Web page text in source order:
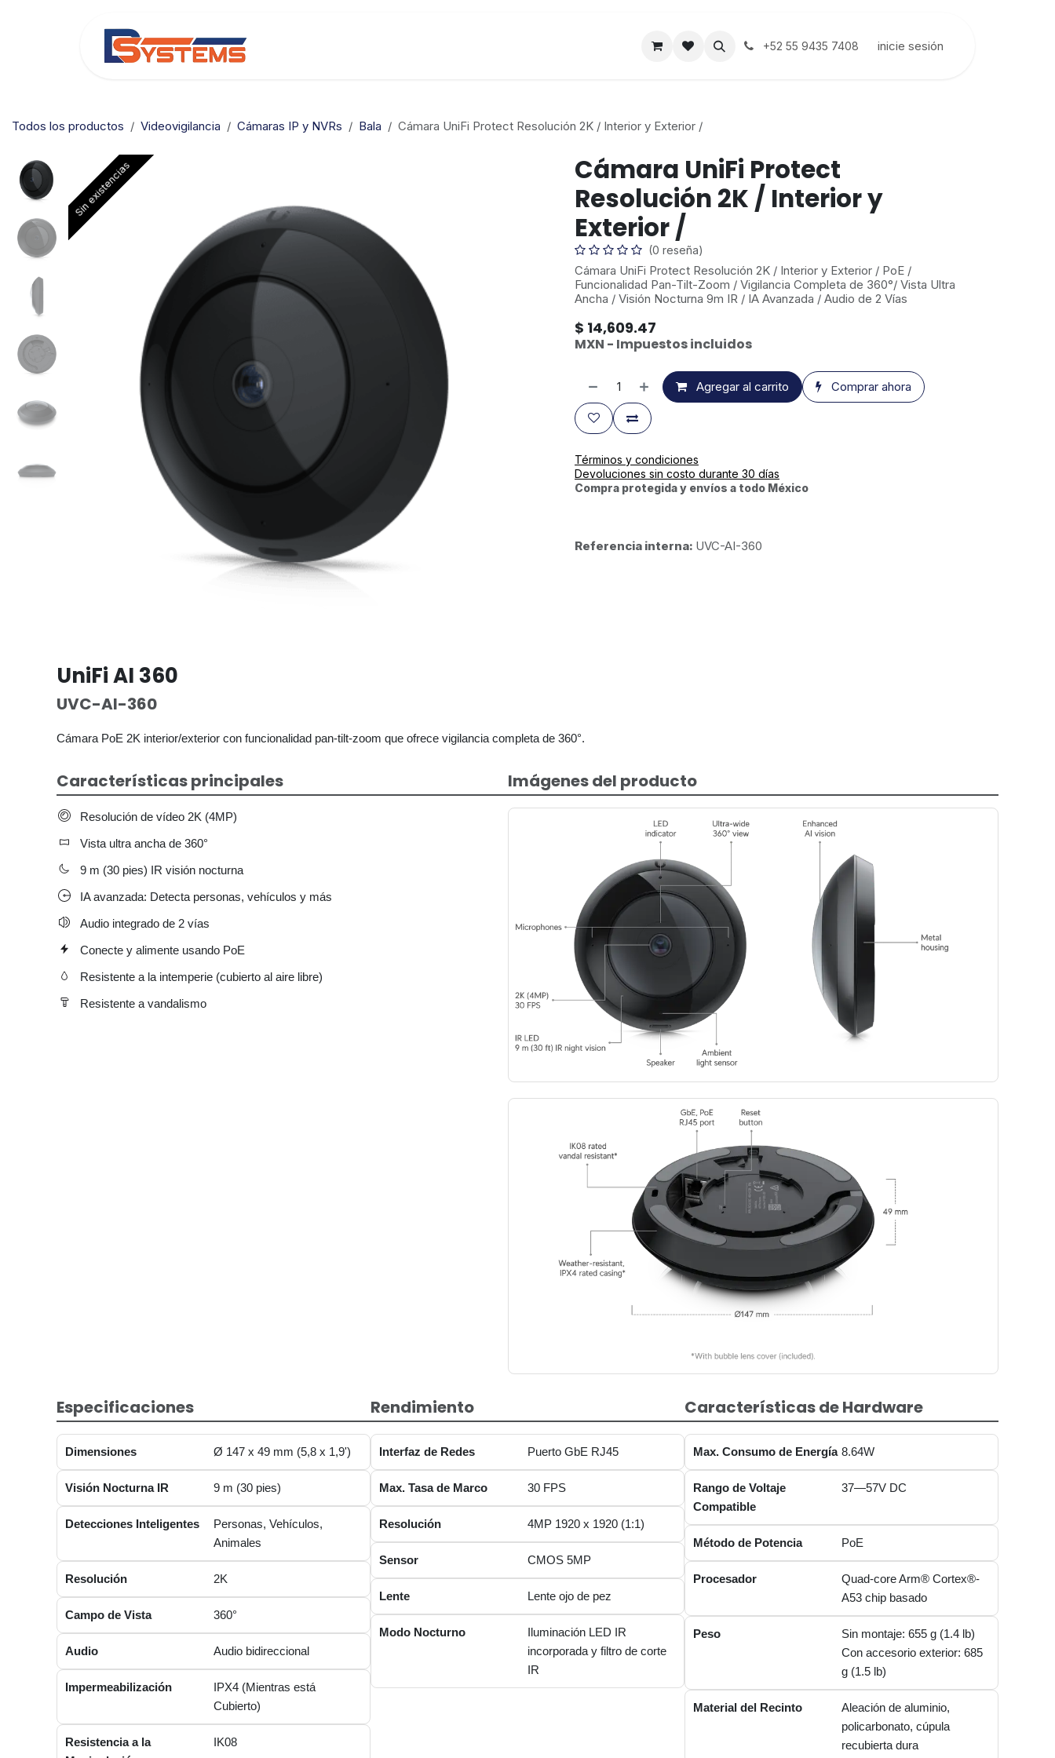
+52 55 9435 7408 inicie sesión
Todos los productos Videovigilancia Cámaras IP y NVRs Bala Cámara UniFi Protect Resolución 2K / Interior y Exterior /
Sin existencias
Sin existencias
Cámara UniFi Protect
Resolución 2K / Interior y
Exterior /
(0 reseña)
Cámara UniFi Protect Resolución 2K / Interior y Exterior / PoE /
Funcionalidad Pan-Tilt-Zoom / Vigilancia Completa de 360°/ Vista Ultra
Ancha / Visión Nocturna 9m IR / IA Avanzada / Audio de 2 Vías
$ 14,609.47
MXN - Impuestos incluidos
Agregar al carrito Comprar ahora
Términos y condiciones
Devoluciones sin costo durante 30 días
Compra protegida y envíos a todo México
Referencia interna: UVC-AI-360
UniFi AI 360
UVC-AI-360
Cámara PoE 2K interior/exterior con funcionalidad pan-tilt-zoom que ofrece vigilancia completa de 360°.
Características principales
Resolución de vídeo 2K (4MP)
Vista ultra ancha de 360°
9 m (30 pies) IR visión nocturna
IA avanzada: Detecta personas, vehículos y más
Audio integrado de 2 vías
Conecte y alimente usando PoE
Resistente a la intemperie (cubierto al aire libre)
Resistente a vandalismo
Imágenes del producto
Especificaciones
Dimensiones Ø 147 x 49 mm (5,8 x 1,9')
Visión Nocturna IR 9 m (30 pies)
Detecciones Inteligentes
Personas, Vehículos,
Animales
Resolución 2K
Campo de Vista 360°
Audio Audio bidireccional
Impermeabilización
IPX4 (Mientras está
Cubierto)
Resistencia a la
IK08
Rendimiento
Interfaz de Redes Puerto GbE RJ45
Max. Tasa de Marco 30 FPS
Resolución 4MP 1920 x 1920 (1:1)
Sensor CMOS 5MP
Lente Lente ojo de pez
Modo Nocturno
Iluminación LED IR
incorporada y filtro de corte
IR
Características de Hardware
Max. Consumo de Energía 8.64W
Rango de Voltaje
Compatible
37—57V DC
Método de Potencia PoE
Procesador
Quad-core Arm® Cortex®-
A53 chip basado
Peso
Sin montaje: 655 g (1.4 lb)
Con accesorio exterior: 685
g (1.5 lb)
Material del Recinto
Aleación de aluminio,
policarbonato, cúpula
recubierta dura